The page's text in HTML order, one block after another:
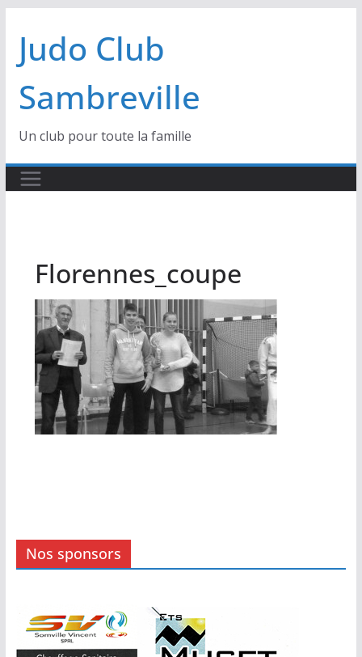
contenu
Judo Club
Sambreville
Un club pour toute la famille
Florennes_coupe
Nos sponsors